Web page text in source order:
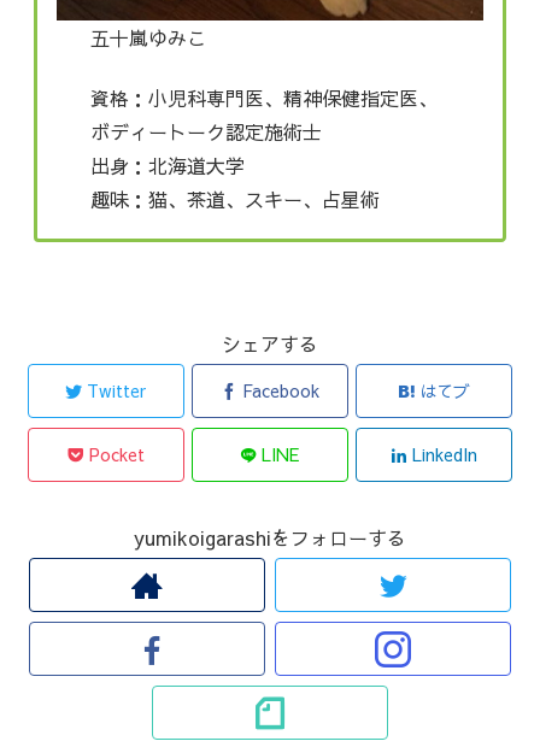
五十嵐ゆみこ
資格：小児科専門医、精神保健指定医、
ボディートーク認定施術士
出身：北海道大学
趣味：猫、茶道、スキー、占星術
シェアする
Twitter Facebook はてブ
Pocket LINE LinkedIn
yumikoigarashiをフォローする